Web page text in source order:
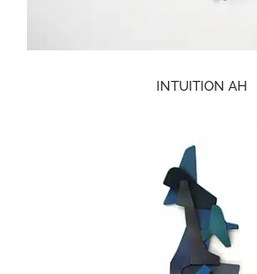
INTUITION AH